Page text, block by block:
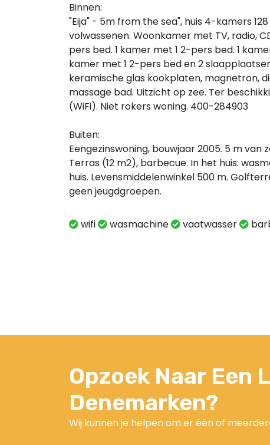
Binnen:
"Eija" - 5m from the sea", huis 4-kamers
volwassenen. Woonkamer met TV, radio,
pers bed. 1 kamer met 1 2-pers bed. 1
kamer met 1 2-pers bed en 2
keramische glas kookplaten, magnetron,
massage bad. Uitzicht op zee. Ter
(WiFi). Niet rokers woning. 400-284903
Buiten:
Eengezinswoning, bouwjaar 2005. 5 m van
Terras (12 m2), barbecue. In het huis:
huis. Levensmiddelenwinkel 500 m.
geen jeugdgroepen.
wifi wasmachine vaatwasser
Opzoek Naar Een
Denemarken?
Wij kunnen je helpen om er één of